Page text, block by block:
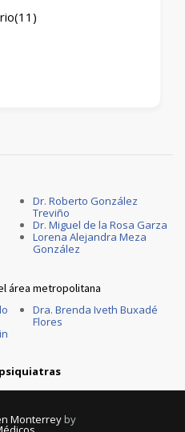
(11)
Dr. Roberto González
Treviño
Dr. Miguel de la Rosa Garza
Lorena Alejandra Meza
González
área metropolitana
Dra. Brenda Iveth Buxadé
Flores
Monterreyby